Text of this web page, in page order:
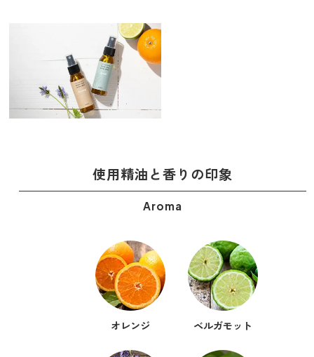
エッセンシャルミスト
オレンジ
グレープフルーツ
ベルガモット
レモンティー
使用精油と香りの印象
Aroma
オレンジ ベルガモット